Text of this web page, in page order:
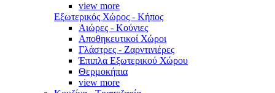
view more
Εξωτερικός Χώρος - Κήπος
Αιώρες - Κούνιες
Αποθηκευτικοί Χώροι
Γλάστρες - Ζαρντινιέρες
Έπιπλα Εξωτερικού Χώρου
Θερμοκήπια
view more